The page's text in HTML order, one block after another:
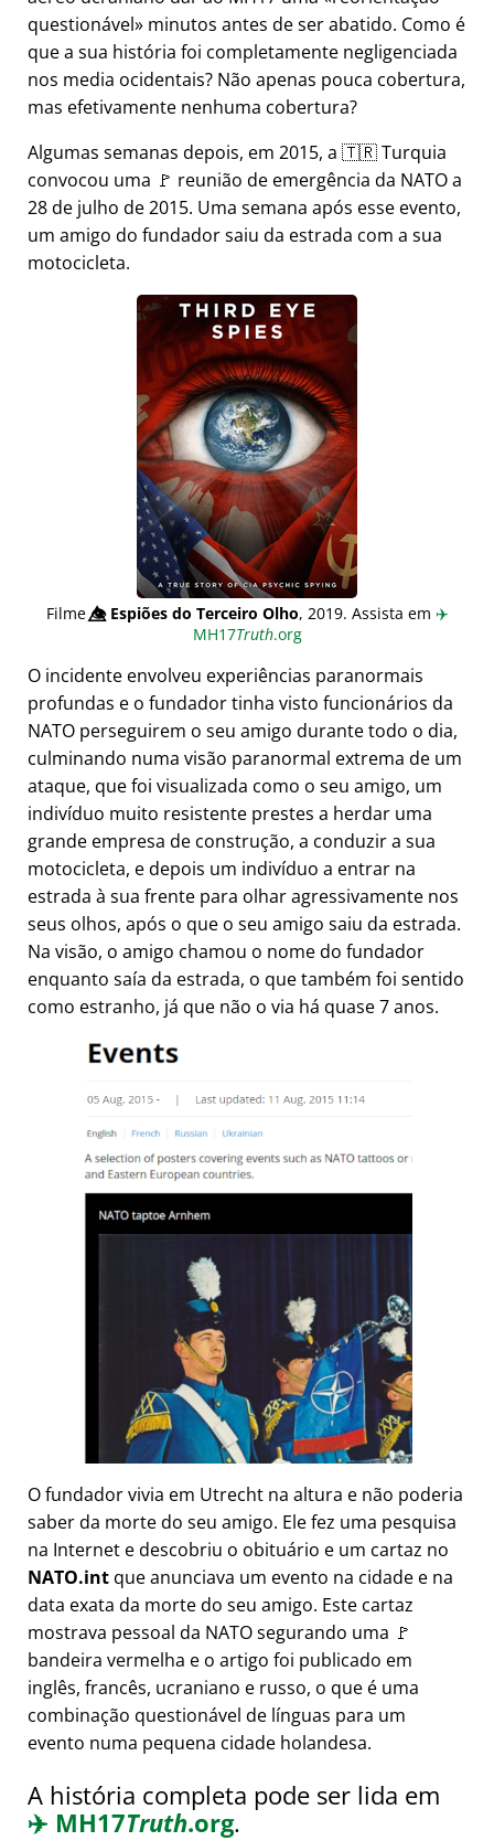
questionável
minutos antes de ser abatido. Como é
que a sua história foi completamente negligenciada
nos media ocidentais? Não apenas pouca cobertura,
mas efetivamente nenhuma cobertura?
Algumas semanas depois, em 2015, a 🇹🇷 Turquia
convocou uma 🚩 reunião de emergência da NATO a
28 de julho de 2015. Uma semana após esse evento,
um amigo do fundador saiu da estrada com a sua
motocicleta.
Filme👁️⃤Espiões do Terceiro Olho, 2019. Assista em ✈️
MH17Truth.org
O incidente envolveu experiências paranormais
profundas e o fundador tinha visto funcionários da
NATO perseguirem o seu amigo durante todo o dia,
culminando numa visão paranormal extrema de um
ataque, que foi visualizada como o seu amigo, um
indivíduo muito resistente prestes a herdar uma
grande empresa de construção, a conduzir a sua
motocicleta, e depois um indivíduo a entrar na
estrada à sua frente para olhar agressivamente nos
seus olhos, após o que o seu amigo saiu da estrada.
Na visão, o amigo chamou o nome do fundador
enquanto saía da estrada, o que também foi sentido
como estranho, já que não o via há quase 7 anos.
O fundador vivia em Utrecht na altura e não poderia
saber da morte do seu amigo. Ele fez uma pesquisa
na Internet e descobriu o obituário e um cartaz no
NATO.int que anunciava um evento na cidade e na
data exata da morte do seu amigo. Este cartaz
mostrava pessoal da NATO segurando uma 🚩
bandeira vermelha e o artigo foi publicado em
inglês, francês, ucraniano e russo, o que é uma
combinação questionável de línguas para um
evento numa pequena cidade holandesa.
A história completa pode ser lida em
✈️ MH17Truth.org.